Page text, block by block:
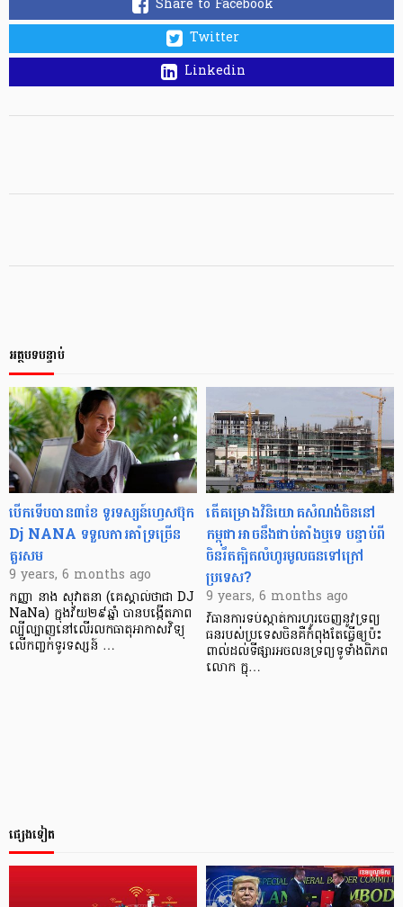
Share to Facebook
Twitter
Linkedin
អត្ថបទបន្ទាប់
បើក​ទើប​បាន​៣​ខែ ទូរទស្សន៍​ហ្វេសប៊ុក
Dj NANA ទទួល​ការ​គាំទ្រ​ច្រើន​
គួរសម
9 years, 6 months ago
កញ្ញា នាង សុវាតនា (គេស្គាល់ថាជា DJ
NaNa) ក្នុង​វ័យ​២៩​ឆ្នាំ បាន​បង្កើត​ភាព​
ល្បី​ល្បាញ​នៅ​លើ​រលក​ធាតុ​អាកាស​វិទ្យុ
លើ​កញ្ចក់​ទូរទស្សន៍ …
តើ​គម្រោង​វិនិយោគ​សំណង់​ចិន​នៅ​
កម្ពុជា​អាច​នឹង​ជាប់​គាំង​ឬ​ទេ បន្ទាប់​ពី​
ចិន​រឹត​ត្បិត​លំហូរ​មូលធន​ទៅ​ក្រៅ​
ប្រទេស?
9 years, 6 months ago
វិធានការ​ទប់ស្កាត់​ការ​ហូរ​ចេញ​នូវ​ទ្រព្យ​
ធន​របស់​ប្រទេស​ចិន​គឺ​កំពុង​តែ​ធ្វើ​ឲ្យ​ប៉ះ
ពាល់​ដល់​ទីផ្សារ​អចលន​ទ្រព្យ​ទូទាំង​ពិភព​
លោក ក្នុ…
ផ្សេងទៀត